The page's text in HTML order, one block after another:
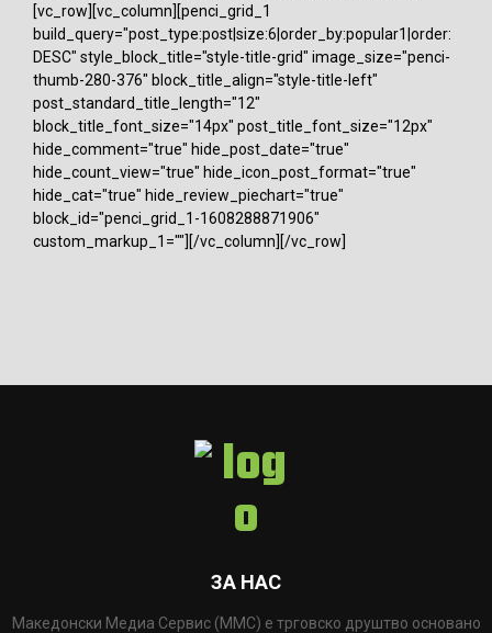
[vc_row][vc_column][penci_grid_1
build_query="post_type:post|size:6|order_by:popular1|order:
DESC" style_block_title="style-title-grid" image_size="penci-
thumb-280-376" block_title_align="style-title-left"
post_standard_title_length="12"
block_title_font_size="14px" post_title_font_size="12px"
hide_comment="true" hide_post_date="true"
hide_count_view="true" hide_icon_post_format="true"
hide_cat="true" hide_review_piechart="true"
block_id="penci_grid_1-1608288871906"
custom_markup_1=""][/vc_column][/vc_row]
ЗА НАС
Македонски Медиа Сервис (ММС) е трговско друштво основано